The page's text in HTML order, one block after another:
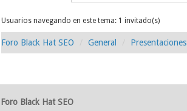
Usuarios navegando en este tema: 1 invitado(s)
Foro Black Hat SEO General Presentaciones
Foro Black Hat SEO